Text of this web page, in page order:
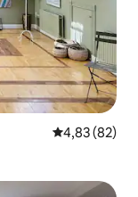
Gemiddelde
4,83 (82)